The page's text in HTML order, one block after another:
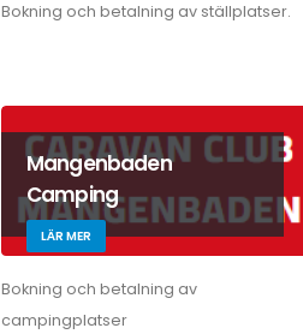
Bokning och betalning av ställplatser.
Mangenbaden
Camping
LÄR MER
Bokning och betalning av
campingplatser